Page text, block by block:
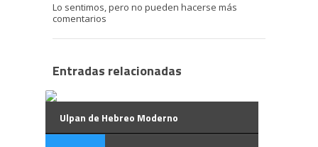
Lo sentimos, pero no pueden hacerse más
comentarios
Entradas relacionadas
Ulpan de Hebreo Moderno